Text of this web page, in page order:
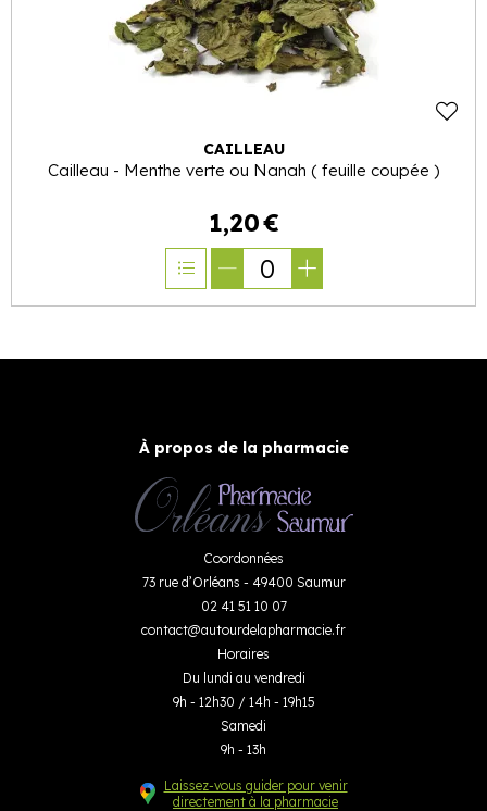
CAILLEAU
Cailleau - Menthe verte ou Nanah ( feuille coupée )
1,20€
0
À propos de la pharmacie
Coordonnées
73 rue d’Orléans - 49400 Saumur
02 41 51 10 07
contact@autourdelapharmacie.fr
Horaires
Du lundi au vendredi
9h - 12h30 / 14h - 19h15
Samedi
9h - 13h
Laissez-vous guider pour venir
directement à la pharmacie